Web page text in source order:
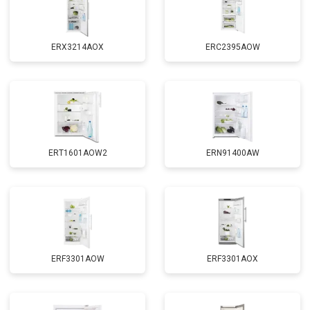
ERX3214AOX ERC2395AOW
ERT1601AOW2 ERN91400AW
ERF3301AOW ERF3301AOX